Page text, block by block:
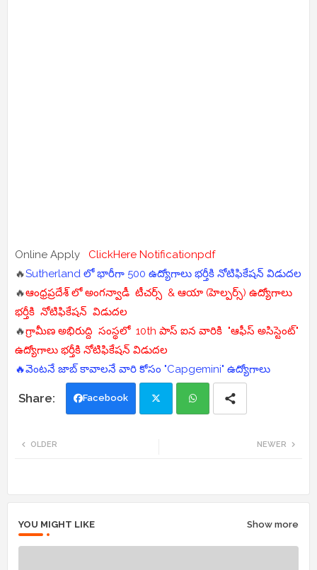
Online Apply ClickHere Notificationpdf
🔥Sutherland లో భారీగా 500 ఉద్యోగాలు భర్తీకి నోటిఫికేషన్ విడుదల
🔥ఆంధ్రప్రదేశ్ లో అంగన్వాడీ టీచర్స్ & ఆయా (హెల్పర్స్) ఉద్యోగాలు
భర్తీకి నోటిఫికేషన్ విడుదల
🔥గ్రామీణ అభిరుద్ది సంస్థలో 10th పాస్ ఐన వారికి "ఆఫీస్ అసిస్టెంట్"
ఉద్యోగాలు భర్తీకి నోటిఫికేషన్ విడుదల
🔥వెంటనే జాబ్ కావాలనే వారి కోసం "Capgemini" ఉద్యోగాలు
Facebook
NEWER
OLDER
YOU MIGHT LIKE Show more